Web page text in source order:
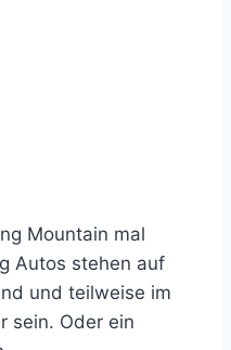
Mountain mal
Autos stehen auf
und teilweise im
sein. Oder ein